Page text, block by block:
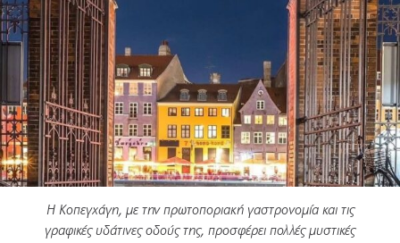
Η Κοπεγχάγη, με την πρωτοποριακή γαστρονομία και τις
γραφικές υδάτινες οδούς της, προσφέρει πολλές μυστικές